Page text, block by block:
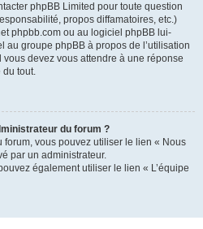
phpBB Limited pour toute question
propos diffamatoires, etc.)
phpbb.com ou au logiciel phpBB lui-
au groupe phpBB à propos de l’utilisation
vous devez vous attendre à une réponse
du tout.
du forum ?
forum, vous pouvez utiliser le lien « Nous
par un administrateur.
également utiliser le lien « L’équipe